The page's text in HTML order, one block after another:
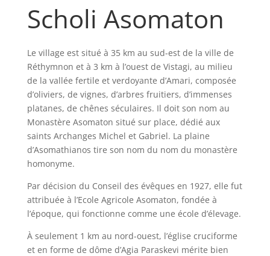
Scholi Asomaton
Le village est situé à 35 km au sud-est de la ville de
Réthymnon et à 3 km à l’ouest de Vistagi, au milieu
de la vallée fertile et verdoyante d’Amari, composée
d’oliviers, de vignes, d’arbres fruitiers, d’immenses
platanes, de chênes séculaires. Il doit son nom au
Monastère Asomaton situé sur place, dédié aux
saints Archanges Michel et Gabriel. La plaine
d’Asomathianos tire son nom du nom du monastère
homonyme.
Par décision du Conseil des évêques en 1927, elle fut
attribuée à l’Ecole Agricole Asomaton, fondée à
l’époque, qui fonctionne comme une école d’élevage.
À seulement 1 km au nord-ouest, l’église cruciforme
et en forme de dôme d’Agia Paraskevi mérite bien